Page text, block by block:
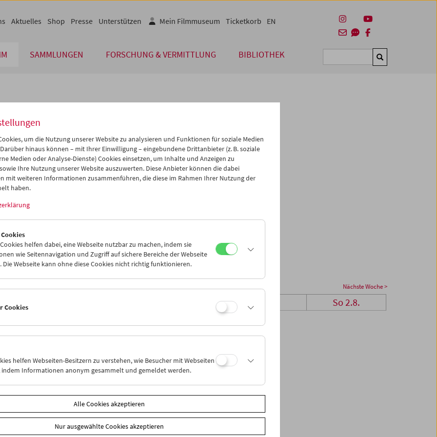
SAMMLUNGEN FORSCHUNG & VERMITTLUNG BIBLIOTHEK Suchen
Aktuelles Shop Presse Unterstützen Mein Filmmuseum Ticketkorb EN
Jul 2009 >>
Mi Do Fr Sa So
01 02 03 04
05
08 09 10 11
12
15 16
22 23
05
iCalender
Programmheft-PDF
English language or subtitles
Nächste Woche >
Mi 29.7. So 2.8.
um die Nutzung unserer Website zu analysieren und Funktionen für soziale Medien
hinaus können – mit Ihrer Einwilligung – eingebundene Drittanbieter (z. B. soziale
Medien oder Analyse-Dienste) Cookies einsetzen, um Inhalte und Anzeigen zu
Ihre Nutzung unserer Website auszuwerten. Diese Anbieter können die dabei
mit weiteren Informationen zusammenführen, die diese im Rahmen Ihrer Nutzung der
haben.
helfen dabei, eine Webseite nutzbar zu machen, indem sie
wie Seitennavigation und Zugriff auf sichere Bereiche der Webseite
Die Webseite kann ohne diese Cookies nicht richtig funktionieren.
Cookies
helfen Webseiten-Besitzern zu verstehen, wie Besucher mit Webseiten
indem Informationen anonym gesammelt und gemeldet werden.
Alle Cookies akzeptieren
Nur ausgewählte Cookies akzeptieren